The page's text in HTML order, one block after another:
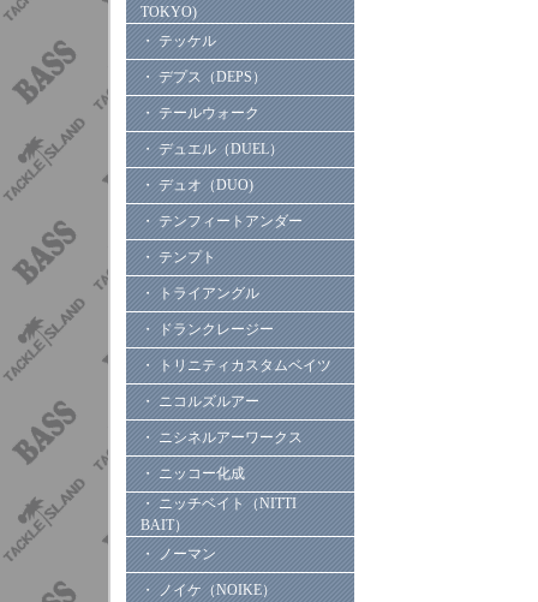
TOKYO)
・ テッケル
・ デプス（DEPS）
・ テールウォーク
・ デュエル（DUEL）
・ デュオ（DUO)
・ テンフィートアンダー
・ テンプト
・ トライアングル
・ ドランクレージー
・ トリニティカスタムベイツ
・ ニコルズルアー
・ ニシネルアーワークス
・ ニッコー化成
・ ニッチベイト（NITTI
BAIT）
・ ノーマン
・ ノイケ（NOIKE）